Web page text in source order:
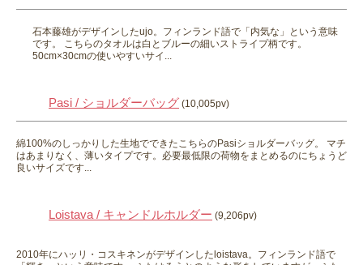
石本藤雄がデザインしたujo。フィンランド語で「内気な」という意味
です。 こちらのタオルは白とブルーの細いストライプ柄です。
50cm×30cmの使いやすいサイ...
Pasi / ショルダーバッグ (10,005pv)
綿100%のしっかりした生地でできたこちらのPasiショルダーバッグ。 マチ
はあまりなく、薄いタイプです。必要最低限の荷物をまとめるのにちょうど
良いサイズです...
Loistava / キャンドルホルダー (9,206pv)
2010年にハッリ・コスキネンがデザインしたloistava。フィンランド語で